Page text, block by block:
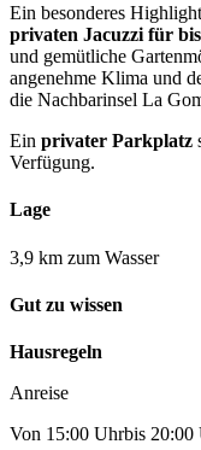
Ein besonderes
privaten Jacuzzi für
und gemütliche
angenehme Klima und
die Nachbarinsel La
Ein privater Parkplatz
Verfügung.
Lage
3,9 km zum Wasser
Gut zu wissen
Hausregeln
Anreise
Von 15:00 Uhrbis 20:00